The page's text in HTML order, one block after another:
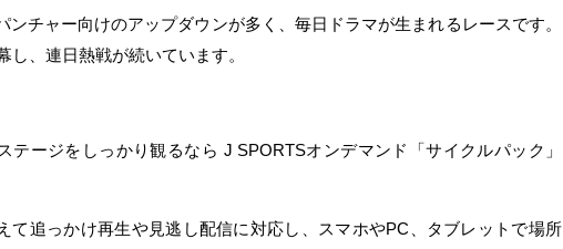
ンチャー向けのアップダウンが多く、毎日ドラマが生まれるレースです。
し、連日熱戦が続いています。
テージをしっかり観るなら J SPORTSオンデマンド「サイクルパック」
て追っかけ再生や見逃し配信に対応し、スマホやPC、タブレットで場所